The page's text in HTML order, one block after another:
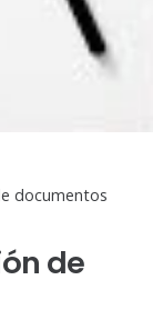
documentos
de